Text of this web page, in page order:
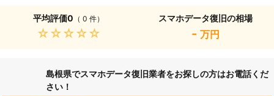
平均評価0 （ 0 件）
★★★★★
スマホデータ復旧の相場
- 万円
島根県でスマホデータ復旧業者をお探しの方はお電話くだ
さい！